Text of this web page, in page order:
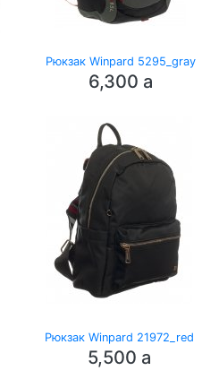
Рюкзак Winpard 5295_gray
6,300 a
Рюкзак Winpard 21972_red
5,500 a